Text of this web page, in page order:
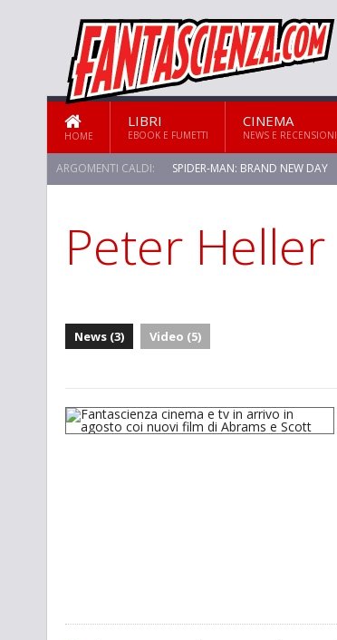
HOME
LIBRI
EBOOK E FUMETTI
CINEMA
NEWS E RECENSIONI
ARGOMENTI CALDI: SPIDER-MAN: BRAND NEW DAY
Peter Heller
News (3) Video (5)